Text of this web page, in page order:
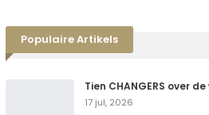
Populaire Artikels
Tien CHANGERS over
17 jul, 2026